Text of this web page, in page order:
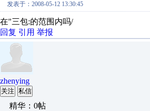
发表于：2008-05-12 13:30:45
在"三包:的范围内吗/
回复 引用 举报
zhenying
关注 私信
精华：0帖